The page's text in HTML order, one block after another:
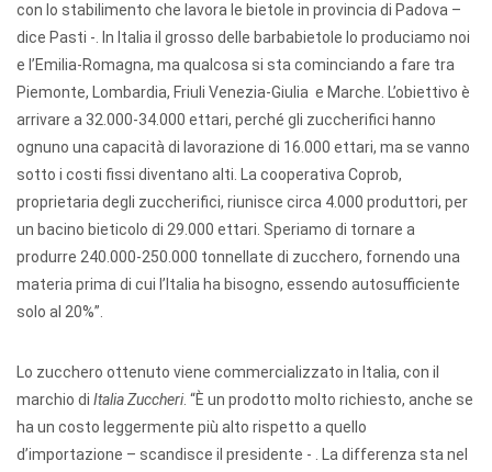
con lo stabilimento che lavora le bietole in provincia di Padova –
dice Pasti -. In Italia il grosso delle barbabietole lo produciamo noi
e l’Emilia-Romagna, ma qualcosa si sta cominciando a fare tra
Piemonte, Lombardia, Friuli Venezia-Giulia e Marche. L’obiettivo è
arrivare a 32.000-34.000 ettari, perché gli zuccherifici hanno
ognuno una capacità di lavorazione di 16.000 ettari, ma se vanno
sotto i costi fissi diventano alti. La cooperativa Coprob,
proprietaria degli zuccherifici, riunisce circa 4.000 produttori, per
un bacino bieticolo di 29.000 ettari. Speriamo di tornare a
produrre 240.000-250.000 tonnellate di zucchero, fornendo una
materia prima di cui l’Italia ha bisogno, essendo autosufficiente
solo al 20%”.
Lo zucchero ottenuto viene commercializzato in Italia, con il
marchio di Italia Zuccheri. “È un prodotto molto richiesto, anche se
ha un costo leggermente più alto rispetto a quello
d’importazione – scandisce il presidente - . La differenza sta nel